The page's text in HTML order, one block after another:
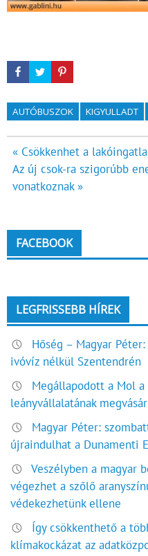
AUTÓBUSZOK KIGYULLADT
Bejegyzés
navigáció
« Csökkenhet a
Az új csok-ra szigorúbb
vonatkoznak »
FACEBOOK
LEGFRISSEBB HÍREK
Hőség – Magyar
ivóvíz nélkül Szentendrén
Megállapodott a Mol
leányvállalatának
Magyar Péter:
újraindulhat a Dunamenti
Veszélyben a magyar
végezhet a szőlő
védekezhetünk ellene
Így csökkenthető a
klímakockázat az